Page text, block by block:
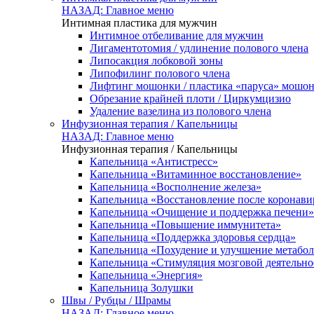
НАЗАД: Главное меню
Интимная пластика для мужчин
Интимное отбеливание для мужчин
Лигаментотомия / удлинение полового члена
Липосакция лобковой зоны
Липофилинг полового члена
Лифтинг мошонки / пластика «паруса»
Обрезание крайней плоти / Циркумцизио
Удаление вазелина из полового члена
Инфузионная терапия / Капельницы
НАЗАД: Главное меню
Инфузионная терапия / Капельницы
Капельница «Антистресс»
Капельница «Витаминное восстановление»
Капельница «Восполнение железа»
Капельница «Восстановление после
Капельница «Очищение и поддержка печени»
Капельница «Повышение иммунитета»
Капельница «Поддержка здоровья сердца»
Капельница «Похудение и улучшение
Капельница «Стимуляция мозговой
Капельница «Энергия»
Капельница Золушки
Швы / Рубцы / Шрамы